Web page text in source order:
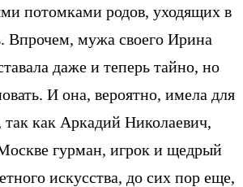
потомками родов, уходящих в
Впрочем, мужа своего Ирина
даже и теперь тайно, но
И она, вероятно, имела для
так как Аркадий Николаевич,
гурман, игрок и щедрый
искусства, до сих пор еще,